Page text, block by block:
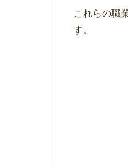
これらの職
す。